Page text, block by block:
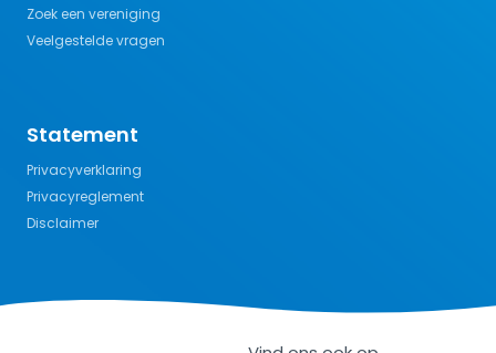
Zoek een vereniging
Veelgestelde vragen
Statement
Privacyverklaring
Privacyreglement
Disclaimer